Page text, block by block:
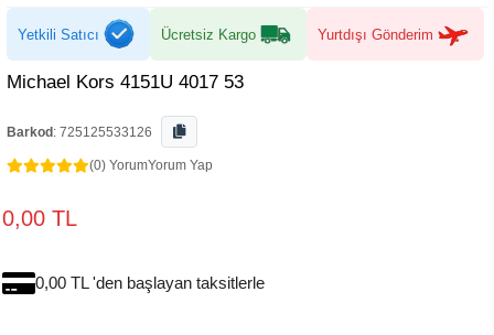
Yetkili Satıcı Ücretsiz Kargo Yurtdışı Gönderim
Michael Kors 4151U 4017 53
Barkod : 725125533126
(0) YorumYorum Yap
0,00 TL
0,00 TL 'den başlayan taksitlerle